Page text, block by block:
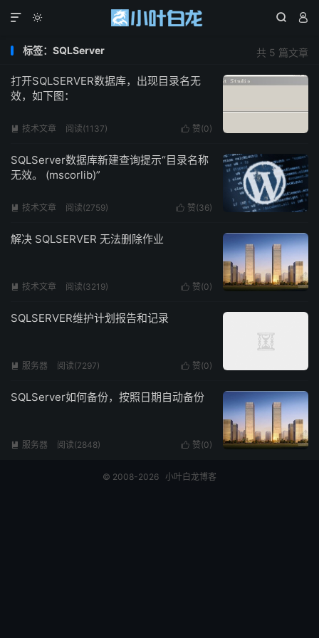
  

共 5 篇文章
标签：SQLServer
打开SQLSERVER数据库，出现目录名无
效，如下图：
 赞(0)
 技术文章 阅读(1137)
SQLServer数据库新建查询提示“目录名称
无效。 (mscorlib)”
 赞(36)
 技术文章 阅读(2759)
解决 SQLSERVER 无法删除作业
 赞(0)
 技术文章 阅读(3219)
SQLSERVER维护计划报告和记录
 赞(0)
 服务器 阅读(7297)
SQLServer如何备份，按照日期自动备份
 赞(0)
 服务器 阅读(2848)
© 2008-2026 小叶白龙博客